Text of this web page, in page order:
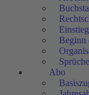
Beginn
Abo